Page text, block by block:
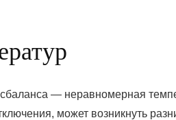
— неравномерная
может возникнуть